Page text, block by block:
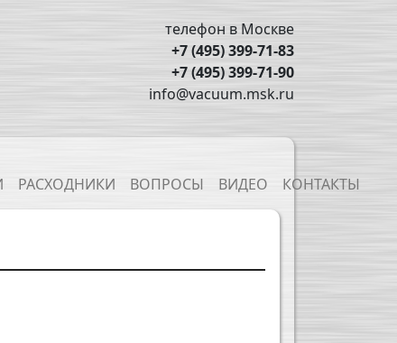
телефон в Москве
+7 (495) 399-71-83
+7 (495) 399-71-90
info@vacuum.msk.ru
РАСХОДНИКИ ВОПРОСЫ ВИДЕО КОНТАКТЫ